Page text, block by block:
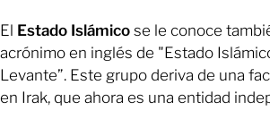
El Estado Islámico se le conoce
acrónimo en inglés de "Estado
Levante”. Este grupo deriva de una
en Irak, que ahora es una entidad